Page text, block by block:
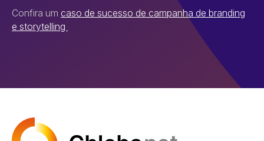
Confira um caso de sucesso de campanha de branding
e storytelling